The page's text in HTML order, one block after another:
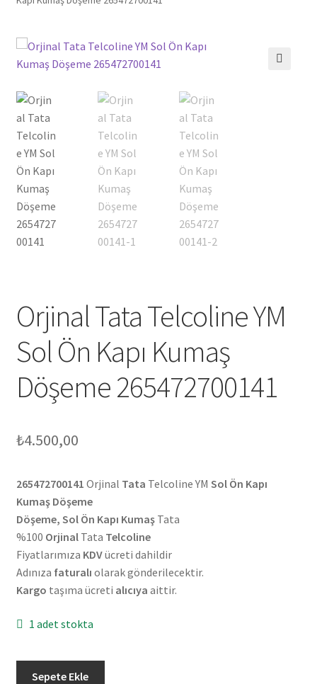
Orjinal Tata Telcoline YM
Sol Ön Kapı Kumaş
Döşeme 265472700141
₺4.500,00
265472700141 Orjinal Tata Telcoline YM Sol Ön Kapı
Kumaş Döşeme
Döşeme, Sol Ön Kapı KumaşTata
%100 OrjinalTata Telcoline
Fiyatlarımıza KDVücreti dahildir
Adınıza faturalı olarak gönderilecektir.
Kargo taşıma ücreti alıcıya aittir.
1 adet stokta
Sepete Ekle